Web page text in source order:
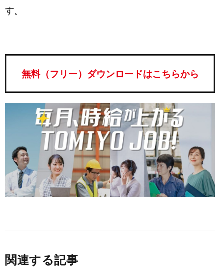
す。
無料（フリー）ダウンロードはこちらから
関連する記事